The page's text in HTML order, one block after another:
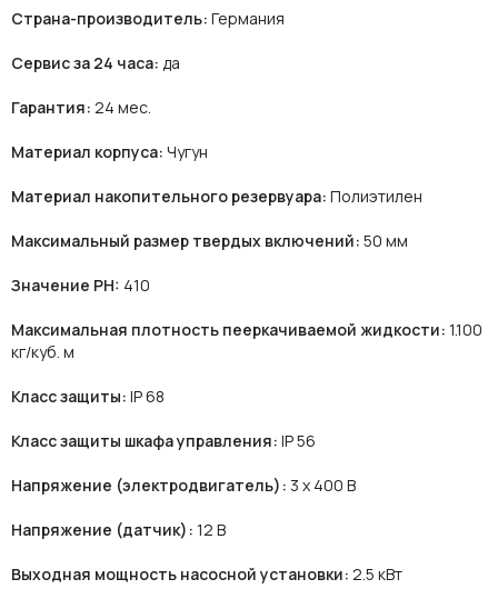
Страна-производитель: Германия
Сервис за 24 часа: да
Гарантия: 24 мес.
Материал корпуса: Чугун
Материал накопительного резервуара: Полиэтилен
Максимальный размер твердых включений: 50 мм
Значение PH: 410
Максимальная плотность пееркачиваемой жидкости: 1.100
кг/куб. м
Класс защиты: IP 68
Класс защиты шкафа управления: IP 56
Напряжение (электродвигатель): 3 х 400 В
Напряжение (датчик): 12 В
Выходная мощность насосной установки: 2.5 кВт